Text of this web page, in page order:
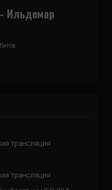
Ильдемар
трансляция
трансляция